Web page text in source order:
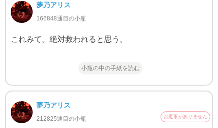
夢乃アリス
166848通目の小瓶
これみて。絶対救われると思う。
小瓶の中の手紙を読む
夢乃アリス
212825通目の小瓶 お返事がありません